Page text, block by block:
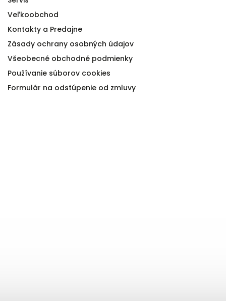
Veľkoobchod
Kontakty a Predajne
Zásady ochrany osobných údajov
Všeobecné obchodné podmienky
Používanie súborov cookies
Formulár na odstúpenie od zmluvy